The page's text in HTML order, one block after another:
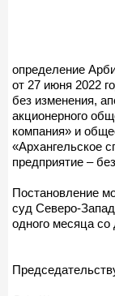
определение
от 27 июня 2022
без изменения,
акционерного
компания» и
«Архангельское
предприятие –
Постановление
суд Северо-
одного месяца со